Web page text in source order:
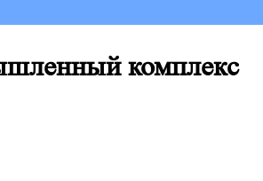
комплекс